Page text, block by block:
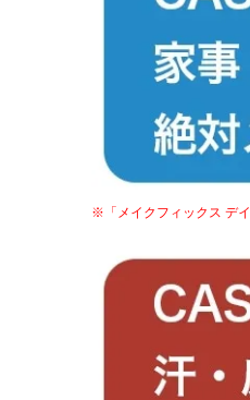
※「メイクフィックス デ